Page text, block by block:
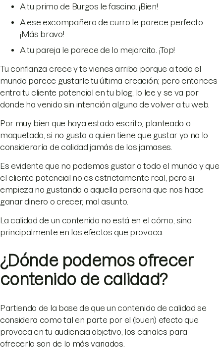
A tu primo de Burgos le fascina. ¡Bien!
A ese excompañero de curro le parece perfecto.
¡Más bravo!
A tu pareja le parece de lo mejorcito. ¡Top!
Tu confianza crece y te vienes arriba porque a todo el
mundo parece gustarle tu última creación; pero entonces
entra tu cliente potencial en tu blog, lo lee y se va por
donde ha venido sin intención alguna de volver a tu web.
Por muy bien que haya estado escrito, planteado o
maquetado, si no gusta a quien tiene que gustar yo no lo
consideraría de calidad jamás de los jamases.
Es evidente que no podemos gustar a todo el mundo y que
el cliente potencial no es estrictamente real, pero si
empieza no gustando a aquella persona que nos hace
ganar dinero o crecer, mal asunto.
La calidad de un contenido no está en el cómo, sino
principalmente en los efectos que provoca.
¿Dónde podemos ofrecer
contenido de calidad?
Partiendo de la base de que un contenido de calidad se
considera como tal en parte por el (buen) efecto que
provoca en tu audiencia objetivo, los canales para
ofrecerlo son de lo más variados.